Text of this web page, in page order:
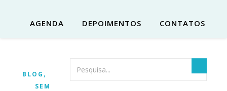
AGENDA DEPOIMENTOS CONTATOS
BLOG ,
SEM